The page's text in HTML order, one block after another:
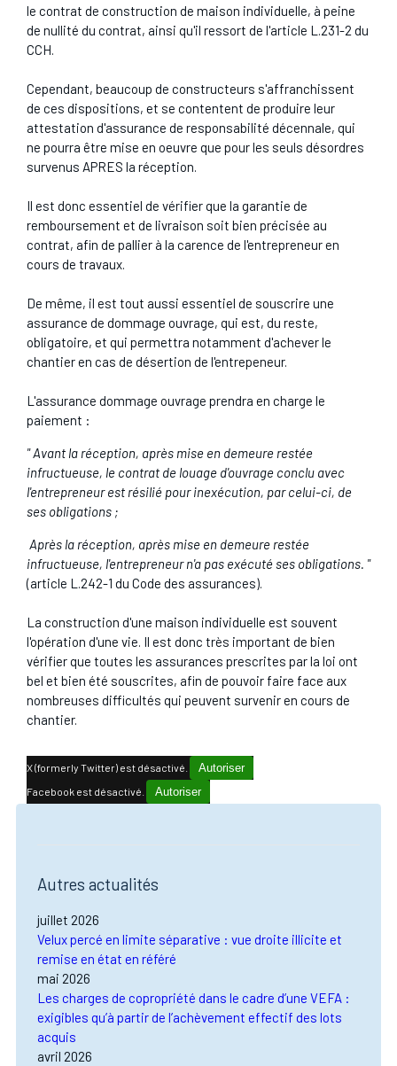
le contrat de construction de maison individuelle, à peine
de nullité du contrat, ainsi qu'il ressort de l'article L.231-2 du
CCH.
Cependant, beaucoup de constructeurs s'affranchissent
de ces dispositions, et se contentent de produire leur
attestation d'assurance de responsabilité décennale, qui
ne pourra être mise en oeuvre que pour les seuls désordres
survenus APRES la réception.
Il est donc essentiel de vérifier que la garantie de
remboursement et de livraison soit bien précisée au
contrat, afin de pallier à la carence de l'entrepreneur en
cours de travaux.
De même, il est tout aussi essentiel de souscrire une
assurance de dommage ouvrage, qui est, du reste,
obligatoire, et qui permettra notamment d'achever le
chantier en cas de désertion de l'entrepeneur.
L'assurance dommage ouvrage prendra en charge le
paiement :
" Avant la réception, après mise en demeure restée
infructueuse, le contrat de louage d'ouvrage conclu avec
l'entrepreneur est résilié pour inexécution, par celui-ci, de
ses obligations ;
Après la réception, après mise en demeure restée
infructueuse, l'entrepreneur n'a pas exécuté ses obligations. "
(article L.242-1 du Code des assurances).
La construction d'une maison individuelle est souvent
l'opération d'une vie. Il est donc très important de bien
vérifier que toutes les assurances prescrites par la loi ont
bel et bien été souscrites, afin de pouvoir faire face aux
nombreuses difficultés qui peuvent survenir en cours de
chantier.
X (formerly Twitter) est désactivé. Autoriser
Facebook est désactivé. Autoriser
Autres actualités
juillet 2026
Velux percé en limite séparative : vue droite illicite et
remise en état en référé
mai 2026
Les charges de copropriété dans le cadre d’une VEFA :
exigibles qu’à partir de l’achèvement effectif des lots
acquis
avril 2026